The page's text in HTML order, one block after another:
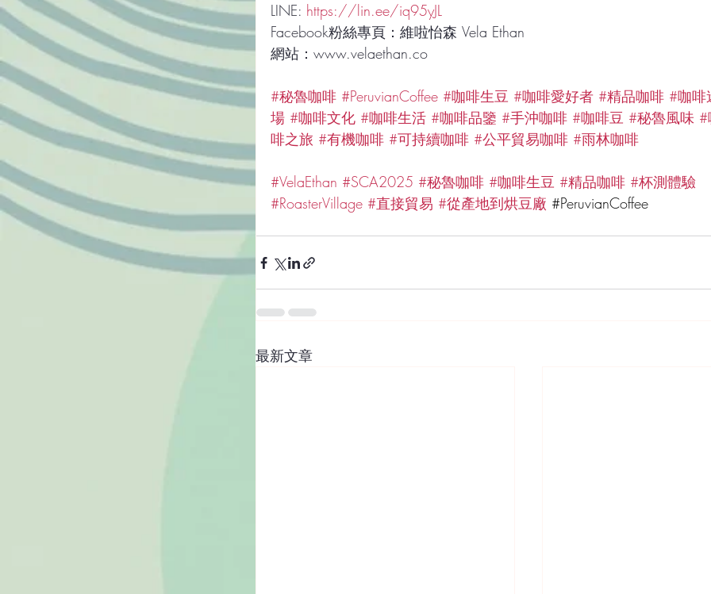
LINE: https://lin.ee/iq95yJL
Facebook粉絲專頁：維啦怡森 Vela Ethan
網站：www.velaethan.co
#秘魯咖啡 #PeruvianCoffee #咖啡生豆 #咖啡愛好者 #精品咖啡 #咖啡
場 #咖啡文化 #咖啡生活 #咖啡品鑒 #手沖咖啡 #咖啡豆 #秘魯風味
啡之旅 #有機咖啡 #可持續咖啡 #公平貿易咖啡 #雨林咖啡
#VelaEthan #SCA2025 #秘魯咖啡 #咖啡生豆 #精品咖啡 #杯測體驗
#RoasterVillage #直接貿易 #從產地到烘豆廠 #PeruvianCoffee
最新文章